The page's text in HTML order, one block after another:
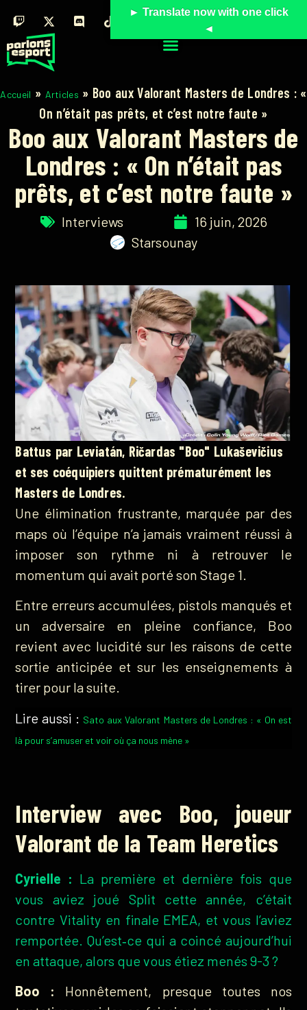
Accueil » Articles » Boo aux Valorant Masters de Londres : «
On n’était pas prêts, et c’est notre faute »
Boo aux Valorant Masters de
Londres : « On n’était pas
prêts, et c’est notre faute »
Interviews
16 juin, 2026
Starsounay
Battus par Leviatán, Ričardas "Boo" Lukaševičius
et ses coéquipiers quittent prématurément les
Masters de Londres.
Une élimination frustrante, marquée par des
maps où l’équipe n’a jamais vraiment réussi à
imposer son rythme ni à retrouver le
momentum qui avait porté son Stage 1.
Entre erreurs accumulées, pistols manqués et
un adversaire en pleine confiance, Boo
revient avec lucidité sur les raisons de cette
sortie anticipée et sur les enseignements à
tirer pour la suite.
Lire aussi : Sato aux Valorant Masters de Londres : « On est
là pour s’amuser et voir où ça nous mène »
Interview avec Boo, joueur
Valorant de la Team Heretics
Cyrielle : La première et dernière fois que
vous aviez joué Split cette année, c’était
contre Vitality en finale EMEA, et vous l’aviez
remportée. Qu’est‑ce qui a coincé aujourd’hui
en attaque, alors que vous étiez menés 9-3 ?
Boo :
Honnêtement, presque toutes nos
► Translate now with one click
◄